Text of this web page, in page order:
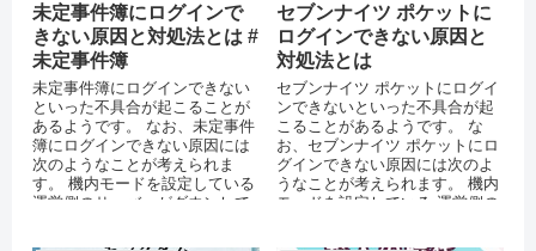
未定事件簿にログインで
きない原因と対処法とは #
未定事件簿
未定事件簿にログインできない
といった不具合が起こることが
あるようです。 なお、未定事件
簿にログインできない原因には
次のようなことが考えられま
す。 機内モードを設定している
運営側のサーバーがダウンして
セブンナイツ ポケットに
ログインできない原因と
対処法とは
セブンナイツ ポケットにログイ
ンできないといった不具合が起
こることがあるようです。 な
お、セブンナイツ ポケットにロ
グインできない原因には次のよ
うなことが考えられます。 機内
モードを設定している 運営側の